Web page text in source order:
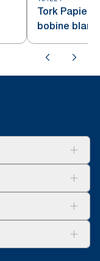
Tork Papier
bobine blanc